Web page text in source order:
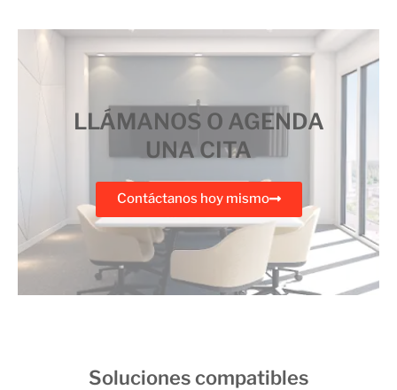
LLÁMANOS O AGENDA
UNA CITA
Contáctanos hoy mismo
Soluciones compatibles